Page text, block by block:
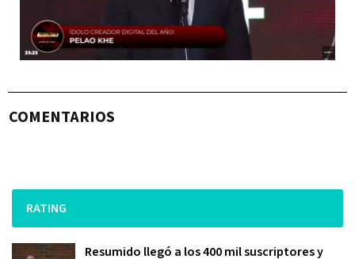
COMENTARIOS
RATING
Resumido llegó a los 400 mil suscriptores y